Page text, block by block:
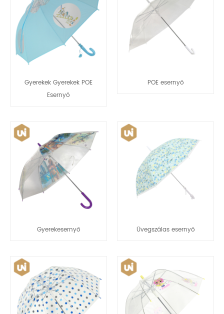
Gyerekek Gyerekek POE
Esernyő
POE esernyő
Gyerekesernyő Üvegszálas esernyő